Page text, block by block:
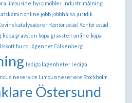
limousine hyra möbler industrimålning
online jobb jobbhälsa juridik
katalysatorer Kontorsstäd Kontorsstäd
köpa gravsten köpa gravsten online köpa
hund lägenhet Falkenberg
lediga lägenheter lediga
Limousineservice Stockholm
Östersund